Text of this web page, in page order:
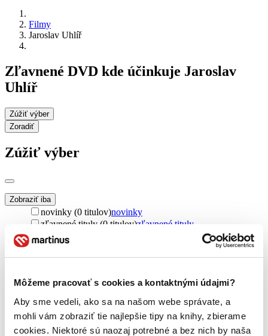
Môžeme pracovať s cookies a kontaktnými údajmi?
Aby sme vedeli, ako sa na našom webe správate, a
mohli vám zobraziť tie najlepšie tipy na knihy, zbierame
cookies. Niektoré sú naozaj potrebné a bez nich by naša
Filmy
Jaroslav Uhlíř
Zľavnené DVD kde účinkuje Jaroslav
Uhlíř
Zúžiť výber
Zoradiť
Zúžiť výber
Zobraziť iba
novinky (0 titulov)novinky
zľavnené tituly (0 titulov)zľavnené tituly
Dostupnosť
na centrálnom sklade (0 titulov)na centrálnom sklade
pripravujeme (0 titulov)pripravujeme
vypredaných)
Nové / čítané